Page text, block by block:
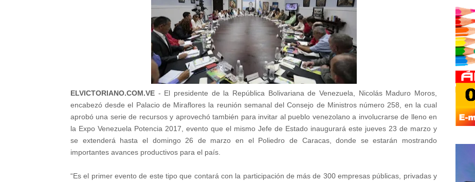
ELVICTORIANO.COM.VE - El presidente de la República Bolivariana de Venezuela, Nicolás Maduro Moros,
encabezó desde el Palacio de Miraflores la reunión semanal del Consejo de Ministros número 258, en la cual
aprobó una serie de recursos y aprovechó también para invitar al pueblo venezolano a involucrarse de lleno en
la Expo Venezuela Potencia 2017, evento que el mismo Jefe de Estado inaugurará este jueves 23 de marzo y
se extenderá hasta el domingo 26 de marzo en el Poliedro de Caracas, donde se estarán mostrando
importantes avances productivos para el país.
“Es el primer evento de este tipo que contará con la participación de más de 300 empresas públicas, privadas y